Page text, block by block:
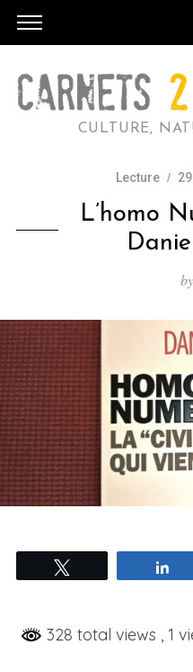
CULTURE,
Lecture
L’homo
by
328 total views , 1